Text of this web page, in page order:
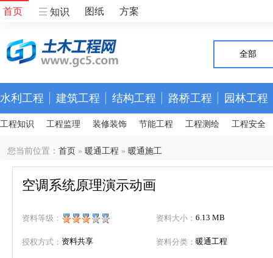
首页 知识 图纸 方案
全部
水利工程 建筑工程 结构工程 路桥工程 园林工程
工程知识 工程监理 装修装饰 节能工程 工程测绘 工程安全
您当前位置： 首页 » 暖通工程 » 暖通施工
空调系统原理演示动画
资料等级：
授权方式： 资料共享
资料大小： 6.13 MB
资料分类： 暖通工程